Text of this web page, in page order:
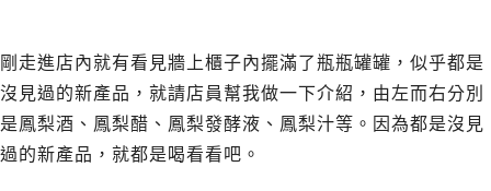
剛走進店內就有看見牆上櫃子內擺滿了瓶瓶罐罐，似乎都是
沒見過的新產品，就請店員幫我做一下介紹，由左而右分別
是鳳梨酒、鳳梨醋、鳳梨發酵液、鳳梨汁等。因為都是沒見
過的新產品，就都是喝看看吧。